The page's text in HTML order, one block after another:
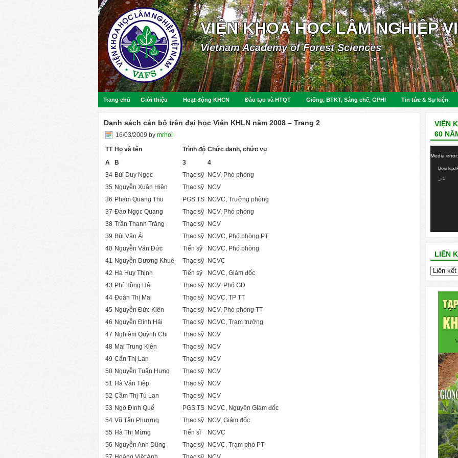
VIỆN KHOA HỌC LÂM NGHIỆP
Vietnam Academy of Forest Sciences
Trang chủ Giới thiệu Hoạt động KHCN Đào tạo và HTQT Giống, BTKT, Sáng chế, GPHI Tin tức & Sự kiện
Danh sách cán bộ trên đại học Viện KHLN năm 2008 – Trang 2
16/03/2009 by mrhoi
TT Họ và tên Trình độ Chức danh, chức vụ
A
B 3
4
34 Bùi Duy Ngọc Thạc sỹ
NCV, Phó phòng
35 Nguyễn Xuân Hiên Thạc sỹ
NCV
36 Phạm Quang Thu PGS.TS NCVC, Trưởng phòng
37 Đào Ngọc Quang Thạc sỹ
NCV, Phó phòng
38 Trần Thanh Trăng Thạc sỹ
NCV
39 Bùi Văn Ái Thạc sỹ
NCVC, Phó phòng PT
40 Nguyễn Văn Đức Tiến sỹ
NCVC, Phó phòng
41 Nguyễn Dương Khuê Thạc sỹ
NCVC
42 Hà Huy Thịnh Tiến sỹ
NCVC, Giám đốc
43 Phí Hồng Hải Thạc sỹ
NCV, Phó GĐ
44 Đoàn Thị Mai Thạc sỹ
NCVC, TP TT
45 Nguyễn Đức Kiên Thạc sỹ
NCV, Phó phòng TT
46 Nguyễn Đình Hải Thạc sỹ
NCVC, Trạm trưởng
47 Nghiêm Quỳnh Chi Thạc sỹ
NCV
48 Mai Trung Kiên Thạc sỹ
NCV
49 Cấn Thị Lan Thạc sỹ
NCV
50 Nguyễn Tuấn Hưng Thạc sỹ
NCV
51 Hà Văn Tiệp Thạc sỹ
NCV
52 Cầm Thị Tú Lan Thạc sỹ
NCV
53 Ngô Đình Quế PGS.TS NCVC, Nguyên Giám đốc
54 Vũ Tấn Phương Thạc sỹ
NCV, Giám đốc
55 Hà Thị Mừng Tiến sĩ
NCVC
56 Nguyễn Anh Dũng Thạc sỹ
NCVC, Trạm phó PT
VIỆN
60
Media
Download
_=1
LIÊN